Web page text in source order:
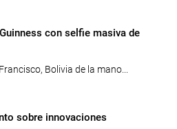
con selfie masiva de
Bolivia de la mano...
sobre innovaciones